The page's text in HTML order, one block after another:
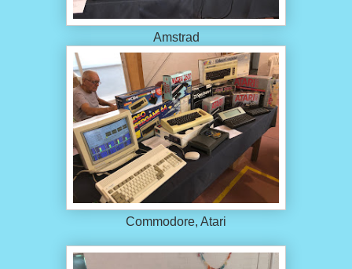
Amstrad
Commodore, Atari